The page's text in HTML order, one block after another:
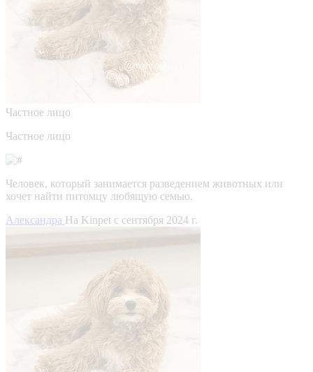
Частное лицо
Частное лицо
Человек, который занимается разведением животных или
хочет найти питомцу любящую семью.
Александра На Kinpet c сентября 2024 г.